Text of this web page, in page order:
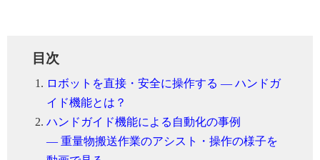
目次
ロボットを直接・安全に操作する ― ハンドガ
イド機能とは？
ハンドガイド機能による自動化の事例
― 重量物搬送作業のアシスト・操作の様子を